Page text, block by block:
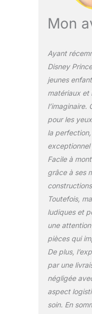
Mon
Ayant
Disney
jeunes
matériaux et
l’imaginaire.
pour les
la
Facile à
grâce à ses
Toutefois,
ludiques et
une
pièces qui
De plus,
par une
négligée
aspect
soin. En